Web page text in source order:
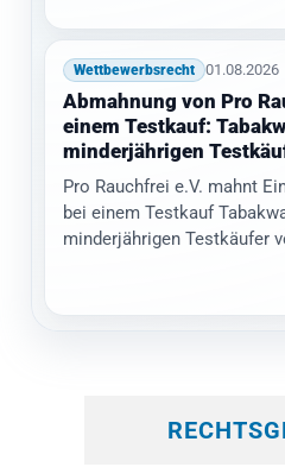
Wettbewerbsrecht 01.08.2026
Abmahnung von Pro
einem Testkauf:
minderjährigen
Pro Rauchfrei e.V. mahnt
bei einem Testkauf
minderjährigen Testkäufer